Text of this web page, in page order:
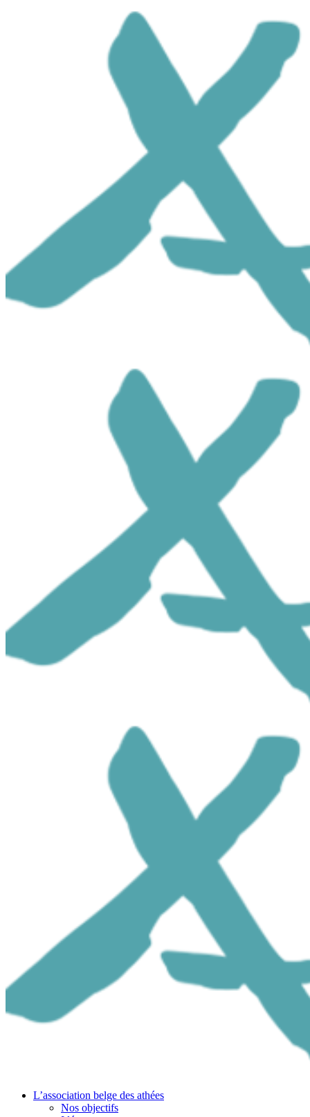
L’association belge des athées
Nos objectifs